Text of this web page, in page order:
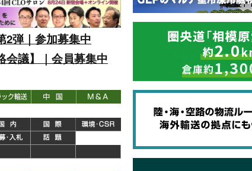
2弾｜参加募集中
会議】｜会員募集中